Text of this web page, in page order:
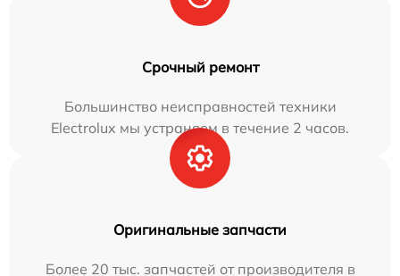
Срочный ремонт
Большинство неисправностей техники
Electrolux мы устраняем в течение 2 часов.
Оригинальные запчасти
Более 20 тыс. запчастей от производителя в